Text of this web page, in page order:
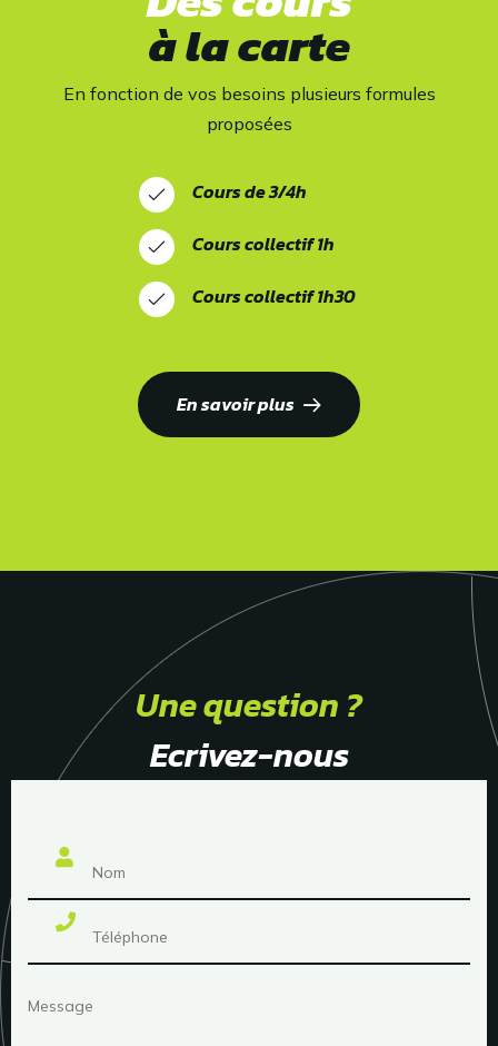
à la carte
En fonction de vos besoins plusieurs formules
proposées
Cours de 3/4h
Cours collectif 1h
Cours collectif 1h30
En savoir plus
Une question ?
Ecrivez-nous